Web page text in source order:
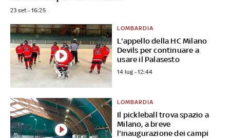
23 set - 16:25
L'appello della HC Milano
Devils per continuare a
usare il Palasesto
LOMBARDIA
14 lug - 12:44
Il pickleball trova spazio a
Milano, a breve
l'inaugurazione dei campi
LOMBARDIA